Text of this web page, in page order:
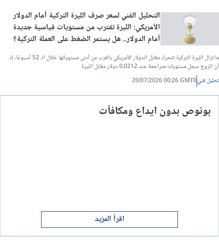
التحليل الفني لسعر صرف الليرة التركية أمام الدولار
الأمريكي: الليرة تقترب من مستويات قياسية جديدة
أمام الدولار.. هل يستمر الضغط على العملة التركية؟
ما تزال الليرة التركية تتحرك مقابل الدولار الأمريكي بالقرب من أدنى مستوياتها خلال الـ 52 أسبوعًا، إذ
آن الزوج سجل مستويات متراجعة عند 0.0212 دولار مقابل الليرة
تحليل فني20/07/2026 00:26 GMT0
بونوص بدون ايداع ومكافآت
اقرأ المزيد